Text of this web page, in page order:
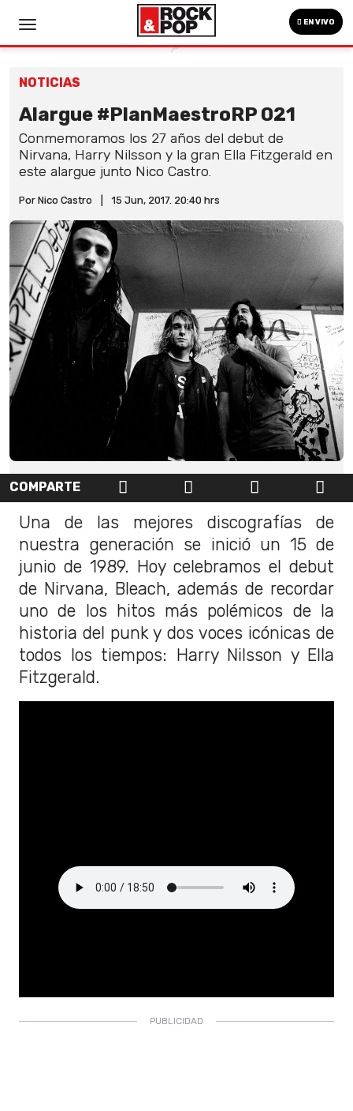
EN VIVO
NOTICIAS
Alargue #PlanMaestroRP 021
Conmemoramos los 27 años del debut de
Nirvana, Harry Nilsson y la gran Ella Fitzgerald en
este alargue junto Nico Castro.
Por Nico Castro 15 Jun, 2017. 20:40 hrs
COMPARTE
Una de las mejores discografías de
nuestra generación se inició un 15 de
junio de 1989. Hoy celebramos el debut
de Nirvana, Bleach, además de recordar
uno de los hitos más polémicos de la
historia del punk y dos voces icónicas de
todos los tiempos: Harry Nilsson y Ella
Fitzgerald.